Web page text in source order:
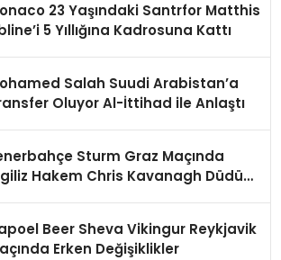
23 Yaşındaki Santrfor Matthis
5 Yıllığına Kadrosuna Kattı
Salah Suudi Arabistan’a
Oluyor Al-İttihad ile Anlaştı
Sturm Graz Maçında
Hakem Chris Kavanagh Düdük
Beer Sheva Vikingur Reykjavik
Erken Değişiklikler